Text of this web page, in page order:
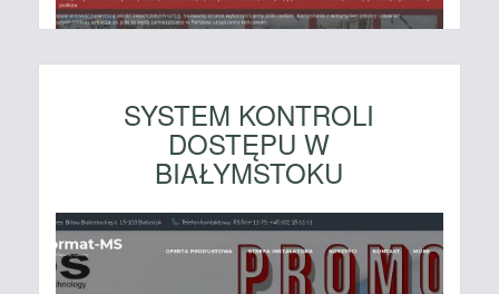
SYSTEM KONTROLI
DOSTĘPU W
BIAŁYMSTOKU